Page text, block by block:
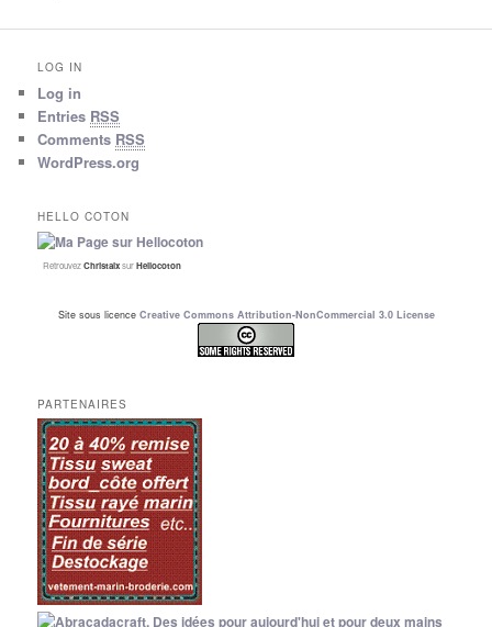
LOG IN
Log in
Entries RSS
Comments RSS
WordPress.org
HELLO COTON
RetrouvezChristalxsurHellocoton
Site sous licence Creative Commons Attribution-NonCommercial 3.0 License
PARTENAIRES